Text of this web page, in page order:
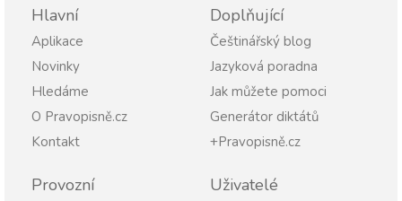
Hlavní
Aplikace
Novinky
Hledáme
O Pravopisně.cz
Kontakt
Doplňující
Češtinářský blog
Jazyková poradna
Jak můžete pomoci
Generátor diktátů
+Pravopisně.cz
Provozní Uživatelé